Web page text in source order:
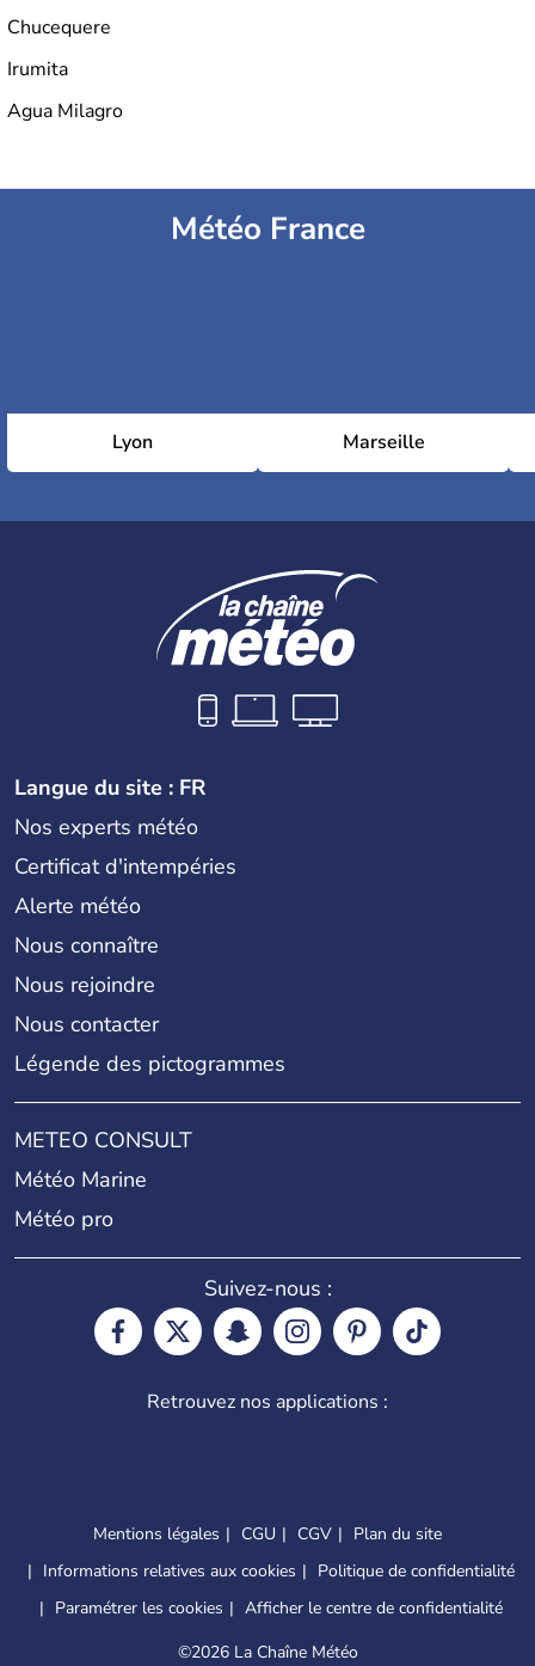
Chucequere
Irumita
Agua Milagro
Météo France
Lyon Marseille
Langue du site : FR
Nos experts météo
Certificat d'intempéries
Alerte météo
Nous connaître
Nous rejoindre
Nous contacter
Légende des pictogrammes
METEO CONSULT
Météo Marine
Météo pro
Suivez-nous :
Retrouvez nos applications :
Mentions légales CGU CGV
Plan du site
Informations relatives aux cookies
Politique de confidentialité
Paramétrer les cookies
Afficher le centre de confidentialité
©2026 La Chaîne Météo